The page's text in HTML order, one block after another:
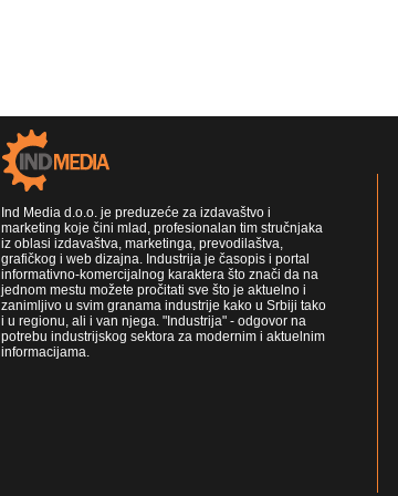
Ind Media d.o.o. je preduzeće za izdavaštvo i
marketing koje čini mlad, profesionalan tim stručnjaka
iz oblasi izdavaštva, marketinga, prevodilaštva,
grafičkog i web dizajna. Industrija je časopis i portal
informativno-komercijalnog karaktera što znači da na
jednom mestu možete pročitati sve što je aktuelno i
zanimljivo u svim granama industrije kako u Srbiji tako
i u regionu, ali i van njega. "Industrija" - odgovor na
potrebu industrijskog sektora za modernim i aktuelnim
informacijama.